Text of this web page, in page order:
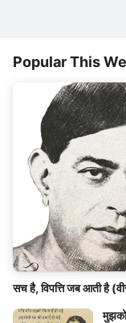
Popular This
सच है, विपत्ति जब आती है